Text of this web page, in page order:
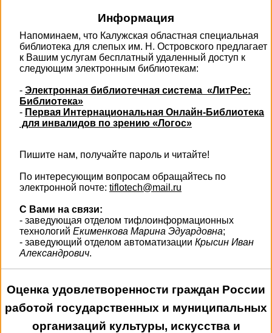
Информация
Напоминаем, что Калужская областная специальная
библиотека для слепых им. Н. Островского предлагает
к Вашим услугам бесплатный удаленный доступ к
следующим электронным библиотекам:
- Электронная библиотечная система «ЛитРес:
Библиотека»
- Первая Интернациональная Онлайн-Библиотека
для инвалидов по зрению «Логос»
Пишите нам, получайте пароль и читайте!
По интересующим вопросам обращайтесь по
электронной почте: tiflotech@mail.ru
С Вами на связи:
- заведующая отделом тифлоинформационных
технологий Екименкова Марина Эдуардовна;
- заведующий отделом автоматизации Крысин Иван
Александрович.
Оценка удовлетворенности граждан России
работой государственных и муниципальных
организаций культуры, искусства и